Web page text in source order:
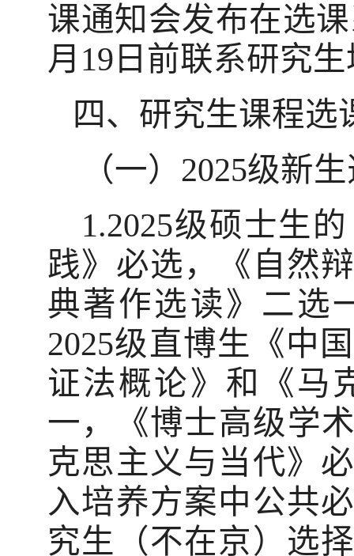
课通知会发布在选
月 19 日前联系研究
四、研究生课程选
（一） 2025级新
1.2025级硕士生
践》必选，《自然
典著作选读》二选
2025级直博生《中
证法概论》和《马
一，《博士高级学
克思主义与当代》
入培养方案中公共
究生（不在京）选